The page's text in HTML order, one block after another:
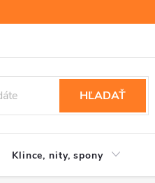
HĽADAŤ
Klince, nity, spony